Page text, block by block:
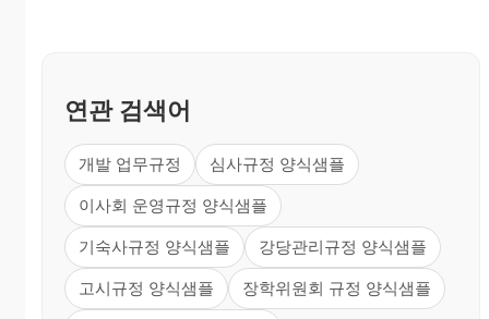
연관 검색어
개발 업무규정 심사규정 양식샘플
이사회 운영규정 양식샘플
기숙사규정 양식샘플 강당관리규정 양식샘플
고시규정 양식샘플 장학위원회 규정 양식샘플